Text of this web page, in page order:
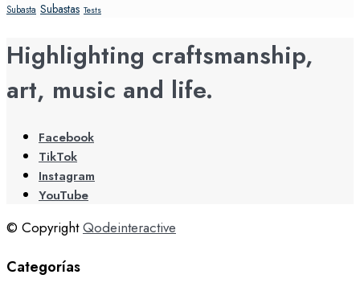
Subasta Subastas Tests
Highlighting craftsmanship,
art, music and life.
Facebook
TikTok
Instagram
YouTube
© CopyrightQodeinteractive
Categorías